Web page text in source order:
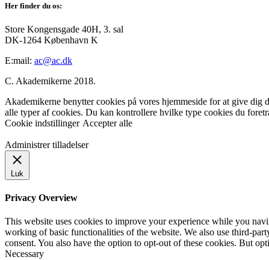
Her finder du os:
Store Kongensgade 40H, 3. sal
DK-1264 København K
E:mail: ac@ac.dk
C. Akademikerne 2018.
Akademikerne benytter cookies på vores hjemmeside for at give
alle typer af cookies. Du kan kontrollere hvilke type cookies du
Cookie indstillinger Accepter alle
Administrer tilladelser
Luk
Privacy Overview
This website uses cookies to improve your experience while you
working of basic functionalities of the website. We also use third-
consent. You also have the option to opt-out of these cookies. But
Necessary